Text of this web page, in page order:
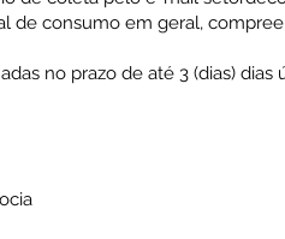
de consumo em geral,
no prazo de até 3 (dias)